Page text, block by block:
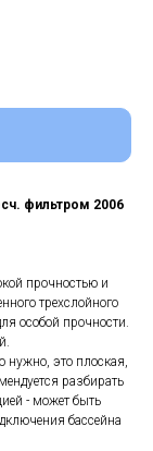
фильтром 2006
прочностью и
трехслойного
особой прочности.
нужно, это плоская,
разбирать
- может быть
бассейна